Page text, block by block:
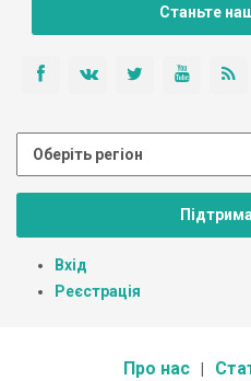
Станьте
Вхід
Реєстрація
Про нас